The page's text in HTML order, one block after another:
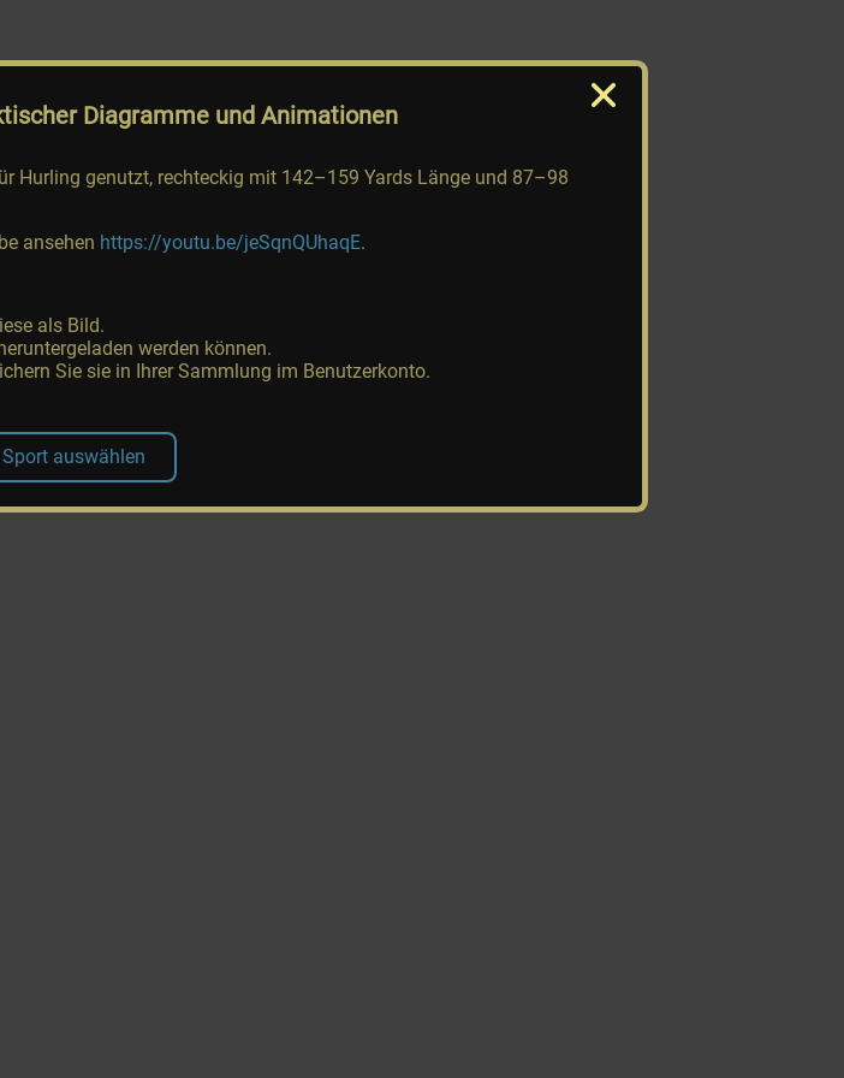
Diagramme und Animationen
Hurling genutzt, rechteckig mit 142–159 Yards Länge und 87–98
ansehen https://youtu.be/jeSqnQUhaqE.
als Bild.
werden können.
Sie sie in Ihrer Sammlung im Benutzerkonto.
auswählen